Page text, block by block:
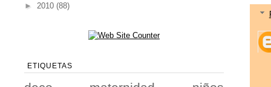
► 2010 (88)
ETIQUETAS